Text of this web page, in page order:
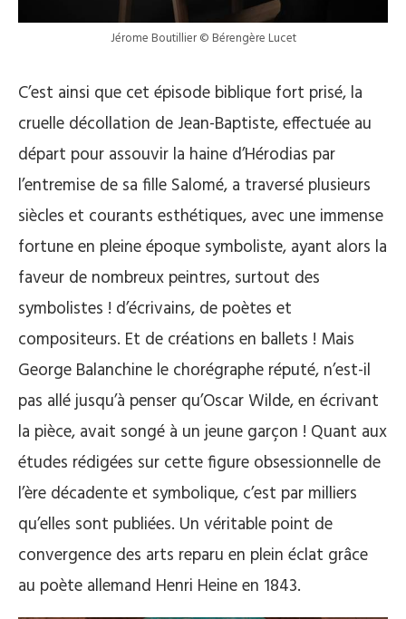
Jérome Boutillier © Bérengère Lucet
C’est ainsi que cet épisode biblique fort prisé, la
cruelle décollation de Jean-Baptiste, effectuée au
départ pour assouvir la haine d’Hérodias par
l’entremise de sa fille Salomé, a traversé plusieurs
siècles et courants esthétiques, avec une immense
fortune en pleine époque symboliste, ayant alors la
faveur de nombreux peintres, surtout des
symbolistes ! d’écrivains, de poètes et
compositeurs. Et de créations en ballets ! Mais
George Balanchine le chorégraphe réputé, n’est-il
pas allé jusqu’à penser qu’Oscar Wilde, en écrivant
la pièce, avait songé à un jeune garçon ! Quant aux
études rédigées sur cette figure obsessionnelle de
l’ère décadente et symbolique, c’est par milliers
qu’elles sont publiées. Un véritable point de
convergence des arts reparu en plein éclat grâce
au poète allemand Henri Heine en 1843.